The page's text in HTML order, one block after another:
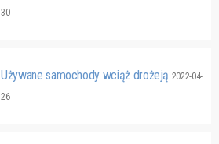
30
Używane samochody wciąż drożeją 2022-04-
26